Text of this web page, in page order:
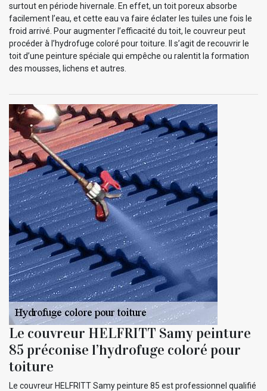
surtout en période hivernale. En effet, un toit poreux absorbe
facilement l’eau, et cette eau va faire éclater les tuiles une fois le
froid arrivé. Pour augmenter l’efficacité du toit, le couvreur peut
procéder à l’hydrofuge coloré pour toiture. Il s’agit de recouvrir le
toit d’une peinture spéciale qui empêche ou ralentit la formation
des mousses, lichens et autres.
Le couvreur HELFRITT Samy peinture
85 préconise l’hydrofuge coloré pour
toiture
Le couvreur HELFRITT Samy peinture 85 est professionnel qualifié